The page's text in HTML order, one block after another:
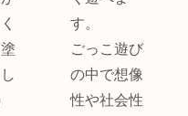
す。
ごっこ遊び
の中で想像
性や社会性